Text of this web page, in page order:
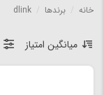
خانه برندها dlink
میانگین امتیاز